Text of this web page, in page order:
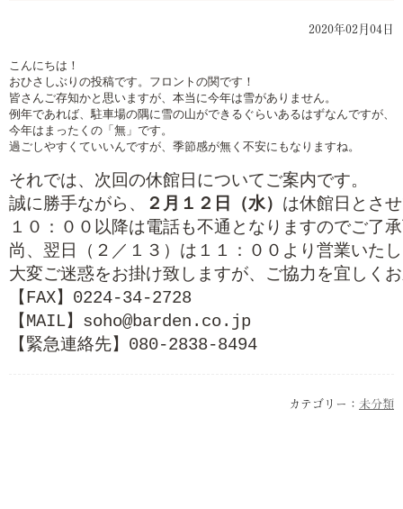
2020年02月04日
こんにちは！
おひさしぶりの投稿です。フロントの関です！
皆さんご存知かと思いますが、本当に今年は雪がありません。
例年であれば、駐車場の隅に雪の山ができるぐらいあるはずなんですが、
今年はまったくの「無」です。
過ごしやすくていいんですが、季節感が無く不安にもなりますね。
それでは、次回の休館日についてご案内です。
誠に勝手ながら、
２月１２日（水） は休館日とさ
１０：００以降は電話も不通となりますのでご了
尚、翌日（２／１３）は１１：００より営業いた
【FAX】0224-34-2728
【MAIL】soho@barden.co.jp
【緊急連絡先】080-2838-8494
カテゴリー： 未分類